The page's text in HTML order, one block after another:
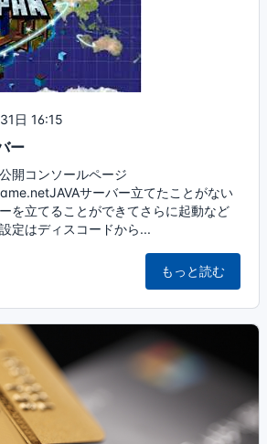
日 16:15
ー
開コンソールページ
サーバー立てたことがない
を立てることができてさらに起動など
定はディスコードから...
もっと読む